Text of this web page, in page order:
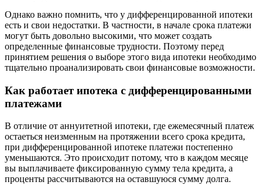
Однако важно помнить, что у дифференцированной ипотеки
есть и свои недостатки. В частности, в начале срока платежи
могут быть довольно высокими, что может создать
определенные финансовые трудности. Поэтому перед
принятием решения о выборе этого вида ипотеки необходимо
тщательно проанализировать свои финансовые возможности.
Как работает ипотека с дифференцированными
платежами
В отличие от аннуитетной ипотеки, где ежемесячный платеж
остаеться неизменным на протяжении всего срока кредита,
при дифференцированной ипотеке платежи постепенно
уменьшаются. Это происходит потому, что в каждом месяце
вы выплачиваете фиксированную сумму тела кредита, а
проценты рассчитываются на оставшуюся сумму долга.